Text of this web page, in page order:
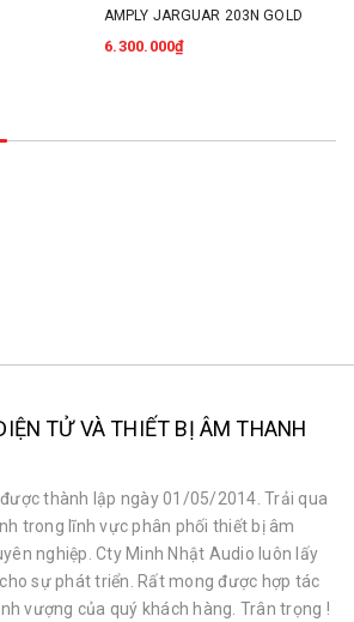
AMPLY JARGUAR 203N GOLD
6.300.000₫
TỬ VÀ THIẾT BỊ ÂM THANH
thành lập ngày 01/05/2014. Trải qua
trong lĩnh vực phân phối thiết bị âm
nghiệp. Cty Minh Nhật Audio luôn lấy
sự phát triển. Rất mong được hợp tác
vượng của quý khách hàng. Trân trọng !